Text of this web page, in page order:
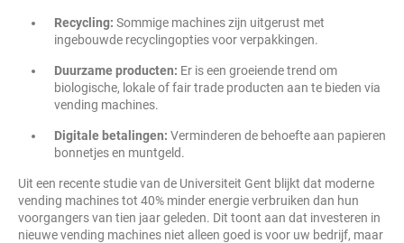
Recycling: Sommige machines zijn uitgerust met
ingebouwde recyclingopties voor verpakkingen.
Duurzame producten: Er is een groeiende trend om
biologische, lokale of fair trade producten aan te bieden via
vending machines.
Digitale betalingen: Verminderen de behoefte aan papieren
bonnetjes en muntgeld.
Uit een recente studie van de Universiteit Gent blijkt dat moderne
vending machines tot 40% minder energie verbruiken dan hun
voorgangers van tien jaar geleden. Dit toont aan dat investeren in
nieuwe vending machines niet alleen goed is voor uw bedrijf, maar